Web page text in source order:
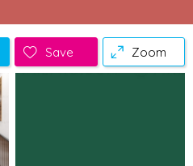
Save Zoom